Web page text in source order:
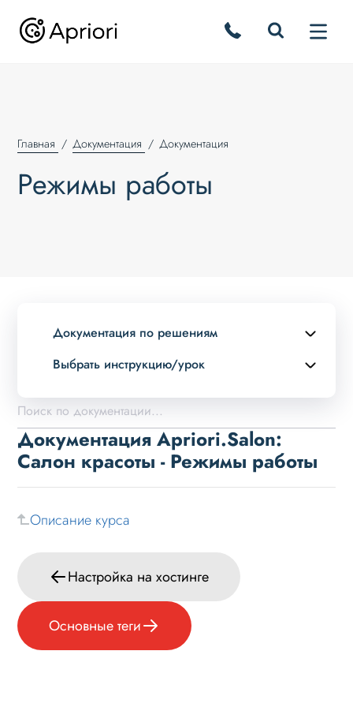
Главная Документация Документация
Режимы работы
Документация по решениям
Выбрать инструкцию/урок
Описание курса
Возможности
Примеры страниц
Установка и обновление
Мультирегиональность
Возможности
Документация Apriori.Salon:
Салон красоты - Режимы работы
Описание курса
Настройка на хостинге
Основные теги